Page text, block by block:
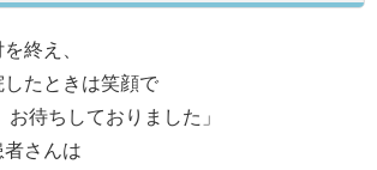
終え、
たときは笑顔で
お待ちしておりました」
者さんは